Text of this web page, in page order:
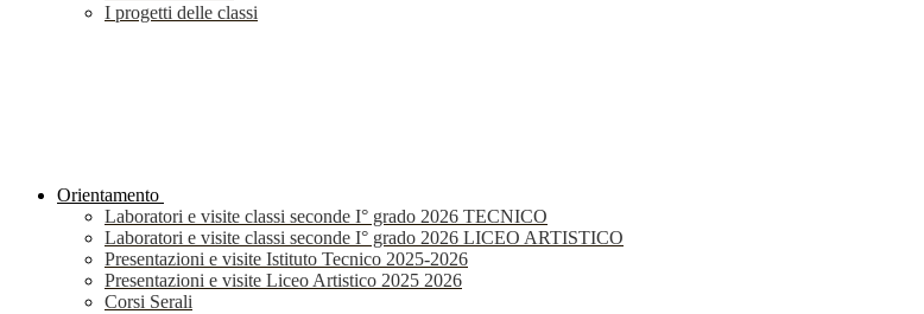
I progetti delle classi
Orientamento
Laboratori e visite classi seconde I° grado 2026 TECNICO
Laboratori e visite classi seconde I° grado 2026 LICEO ARTISTICO
Presentazioni e visite Istituto Tecnico 2025-2026
Presentazioni e visite Liceo Artistico 2025 2026
Corsi Serali